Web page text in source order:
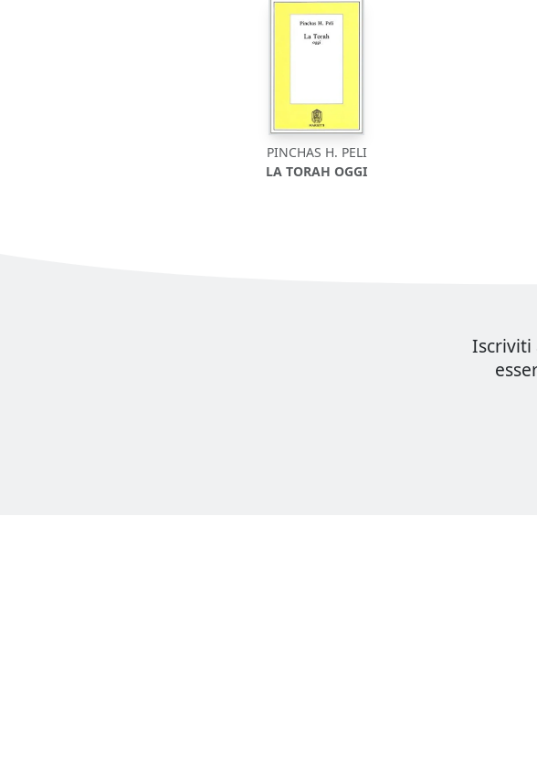
PINCHAS H. PELI
LA TORAH OGGI
Iscriviti